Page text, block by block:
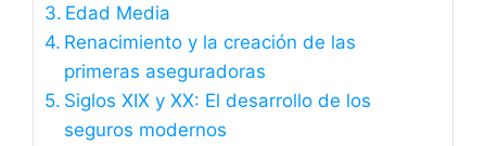
Edad Media
Renacimiento y la creación de las
primeras aseguradoras
Siglos XIX y XX: El desarrollo de los
seguros modernos